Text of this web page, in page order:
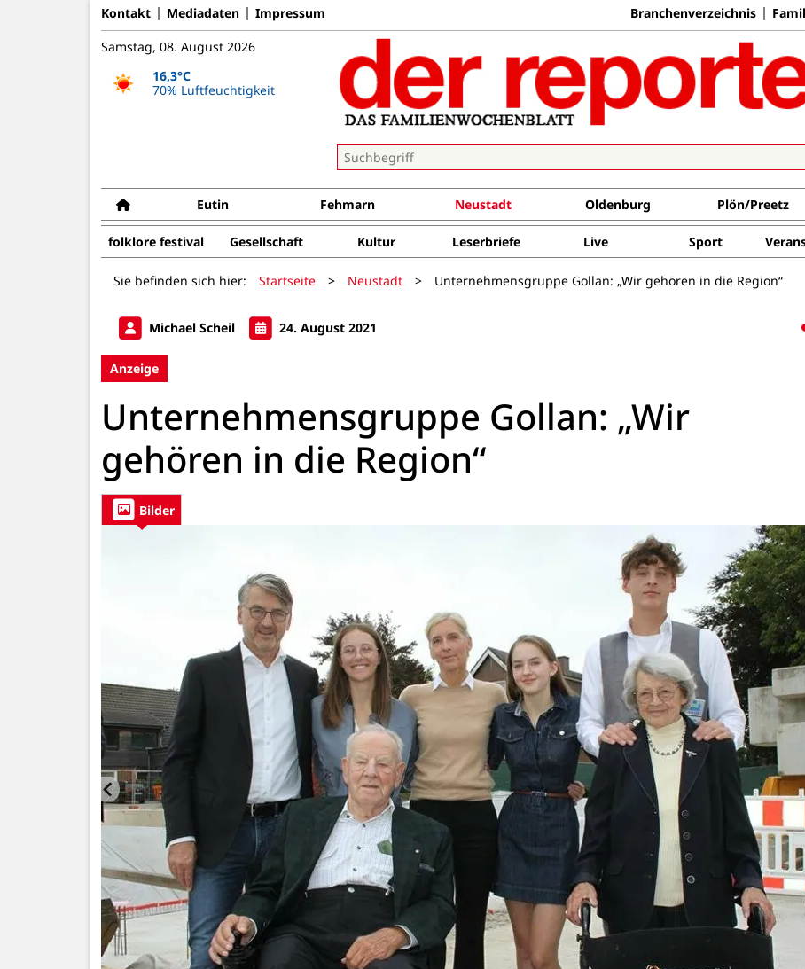
Kontakt Mediadaten Impressum Branchenverzeichnis
Samstag, 08. August 2026
16,3°C
70% Luftfeuchtigkeit
Eutin Fehmarn Neustadt Oldenburg Plön/Preetz
folklore festival Gesellschaft Kultur Leserbriefe Live Sport
Sie befinden sich hier: Startseite > Neustadt > Unternehmensgruppe Gollan: „Wir gehören in die Region“
Michael Scheil 24. August 2021
Anzeige
Unternehmensgruppe Gollan: „Wir
gehören in die Region“
Bilder